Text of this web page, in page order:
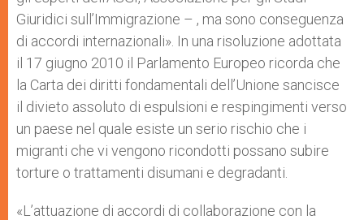
Giuridici sull’Immigrazione – , ma sono conseguenza
di accordi internazionali». In una risoluzione adottata
il 17 giugno 2010 il Parlamento Europeo ricorda che
la Carta dei diritti fondamentali dell’Unione sancisce
il divieto assoluto di espulsioni e respingimenti verso
un paese nel quale esiste un serio rischio che i
migranti che vi vengono ricondotti possano subire
torture o trattamenti disumani e degradanti.
«L’attuazione di accordi di collaborazione con la